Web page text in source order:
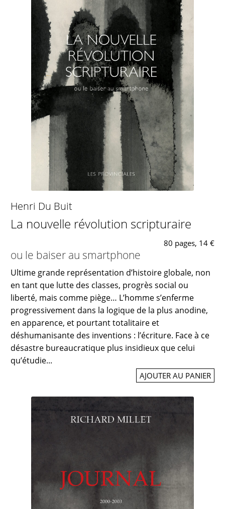
Henri Du Buit
La nouvelle révolution scripturaire
80 pages, 14 €
ou le baiser au smartphone
Ultime grande représentation d’histoire globale, non
en tant que lutte des classes, progrès social ou
liberté, mais comme piège… L’homme s’enferme
progressivement dans la logique de la plus anodine,
en apparence, et pourtant totalitaire et
déshumanisante des inventions : l’écriture. Face à ce
désastre bureaucratique plus insidieux que celui
qu’étudie...
AJOUTER AU PANIER